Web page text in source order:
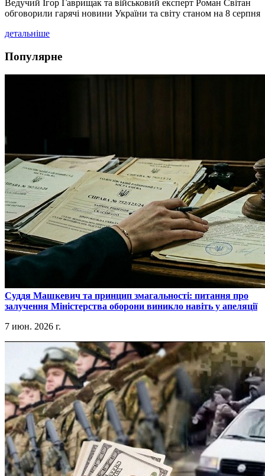
Ведучий Ігор Гаврищак та військовий експерт Роман Світан
обговорили гарячі новини України та світу станом на 8 серпня
детальніше
Популярне
​Суддя Машкевич та принцип змагальності: питання про
залучення Міністерства оборони виникло навіть у апеляції
7 июн. 2026 г.